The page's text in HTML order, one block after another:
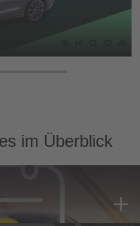
im Überblick